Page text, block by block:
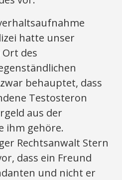
hatte unser
des
behauptet, dass
Testosteron
aus der
ihm gehöre.
Rechtsanwalt Stern
dass ein Freund
und nicht er